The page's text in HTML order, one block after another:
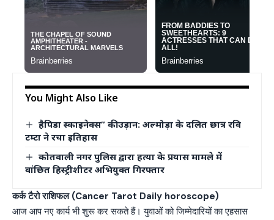
You Might Also Like
हैपिडा स्काइनेक्स” की उड़ान: अल्मोड़ा के दलित छात्र रवि
टम्टा ने रचा इतिहास
कोतवाली नगर पुलिस द्वारा हत्या के प्रयास मामले में
वांछित हिस्ट्रीशीटर अभियुक्त गिरफ्तार
कर्क टैरो राशिफल (Cancer Tarot Daily horoscope)
आज आप नए कार्य भी शुरू कर सकते हैं। युवाओं को जिम्मेदारियों का एहसास